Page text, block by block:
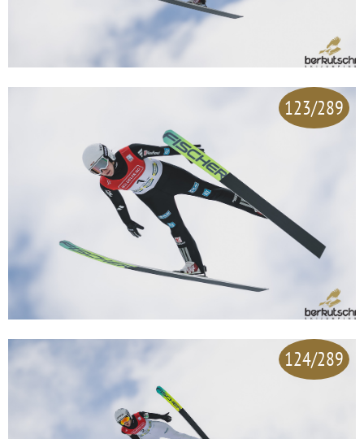
123/289
124/289